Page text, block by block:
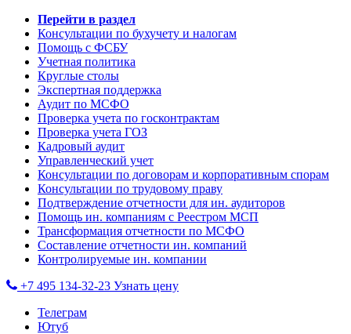
Перейти в раздел
Консультации по бухучету и налогам
Помощь с ФСБУ
Учетная политика
Круглые столы
Экспертная поддержка
Аудит по МСФО
Проверка учета по госконтрактам
Проверка учета ГОЗ
Кадровый аудит
Управленческий учет
Консультации по договорам и корпоративным спорам
Консультации по трудовому праву
Подтверждение отчетности для ин. аудиторов
Помощь ин. компаниям с Реестром МСП
Трансформация отчетности по МСФО
Составление отчетности ин. компаний
Контролируемые ин. компании
+7 495 134-32-23 Узнать цену
Телеграм
Ютуб